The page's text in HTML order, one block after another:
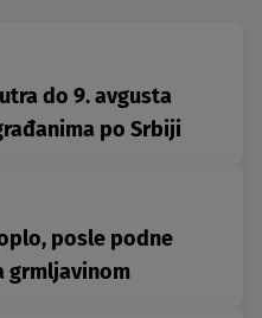
do 9. avgusta
po Srbiji
posle podne
grmljavinom